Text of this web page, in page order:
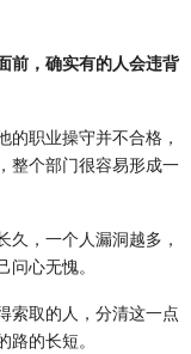
前，确实有的人会违背
职业操守并不合格，
整个部门很容易形成一
，一个人漏洞越多，
心无愧。
索取的人，分清这一点
的长短。